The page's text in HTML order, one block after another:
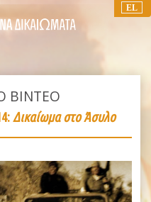
EL
ΒΙΝΤΕΟ
Δικαίωμα στο Άσυλο